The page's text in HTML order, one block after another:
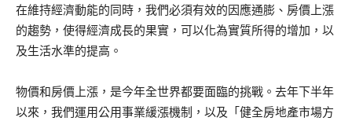
在維持經濟動能的同時，我們必須有效的因應通膨、房價上漲
的趨勢，使得經濟成長的果實，可以化為實質所得的增加，以
及生活水準的提高。
物價和房價上漲，是今年全世界都要面臨的挑戰。去年下半年
以來，我們運用公用事業緩漲機制，以及「健全房地產市場方